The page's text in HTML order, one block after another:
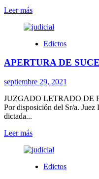
Leer másLeer
sobre
DE Edictos
APERTURA DE
septiembre 29, 2021
JUZGADO LETRADO DE
Por disposición del Sr/a. Juez
dictada...
Leer másLeer
sobre
DE Edictos